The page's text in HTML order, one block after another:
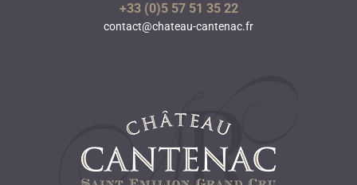
+33 (0)5 57 51 35 22
contact@chateau-cantenac.fr